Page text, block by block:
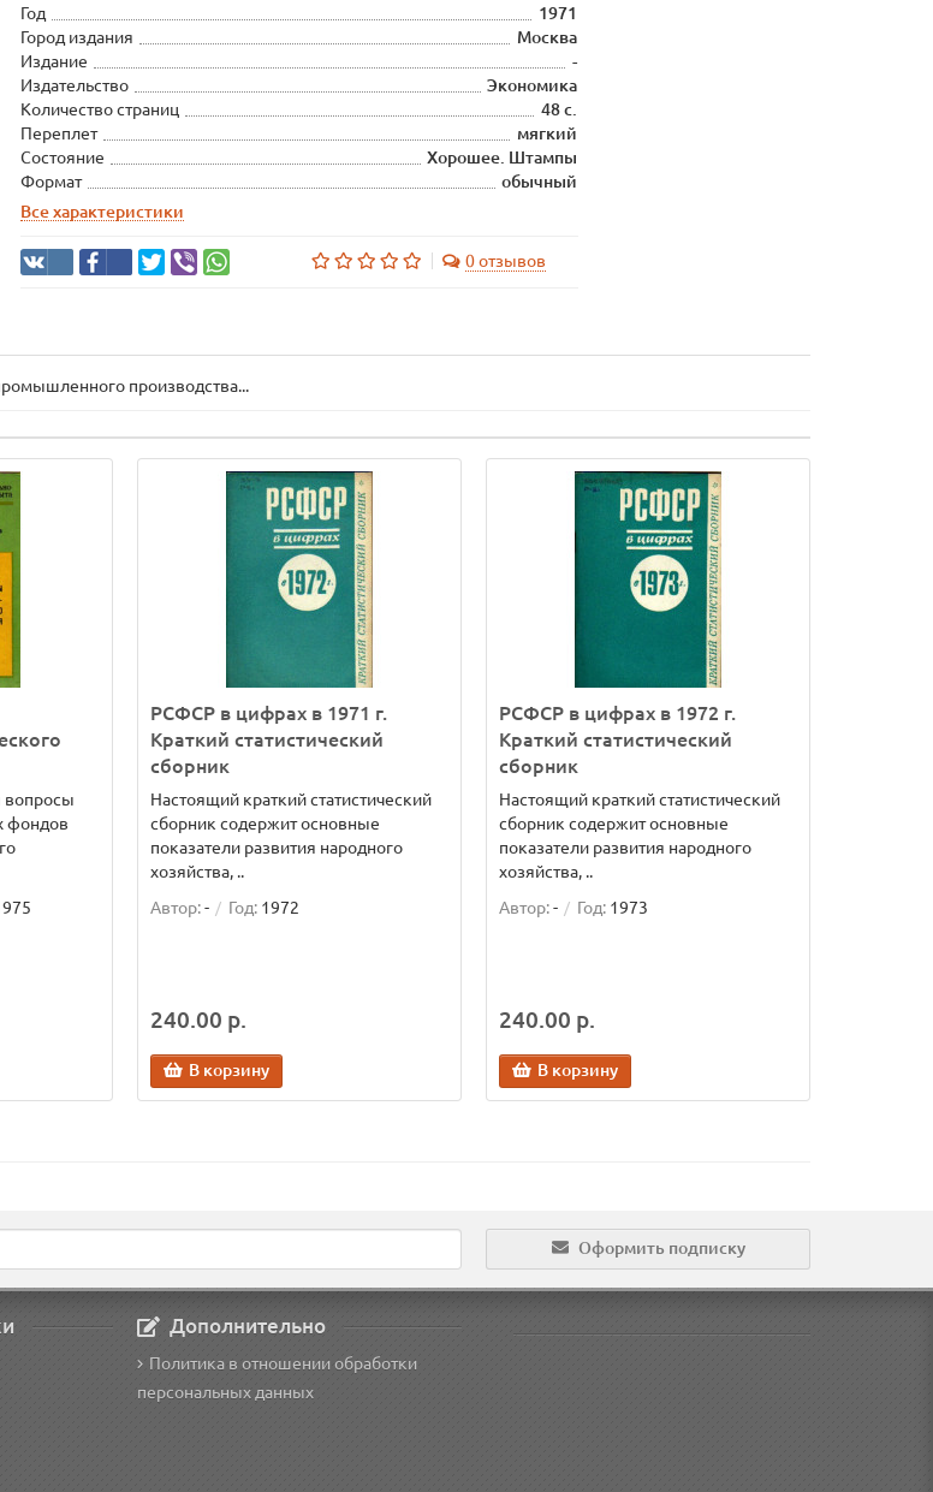
Год
1971
Город издания
Москва
Издание
-
Издательство
Экономика
Количество страниц
48 с.
Переплет
мягкий
Состояние
Хорошее. Штампы
Формат
обычный
Все характеристики
0 отзывов
производства...
вопросы
фондов
РСФСР в цифрах в 1971 г.
Краткий статистический
сборник
Настоящий краткий статистический
сборник содержит основные
показатели развития народного
хозяйства, ..
Автор:- Год: 1972
240.00 р.
В корзину
РСФСР в цифрах в 1972 г.
Краткий статистический
сборник
Настоящий краткий статистический
сборник содержит основные
показатели развития народного
хозяйства, ..
Автор:- Год: 1973
240.00 р.
В корзину
Оформить подписку
Дополнительно
Политика в отношении обработки
персональных данных